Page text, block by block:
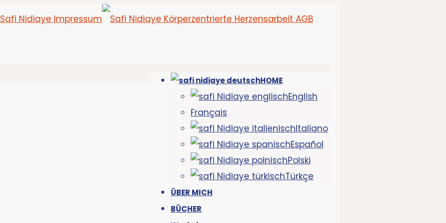
HOME
English
Français
Italiano
Español
Polski
Türkçe
ÜBER MICH
BÜCHER